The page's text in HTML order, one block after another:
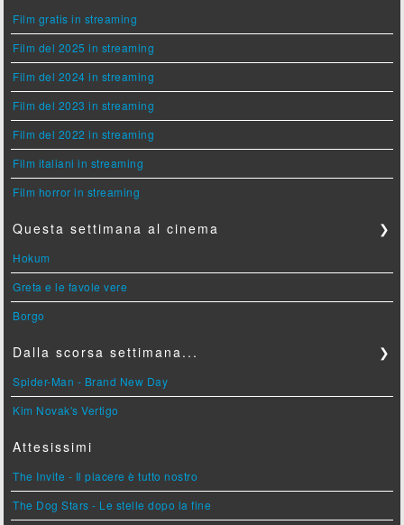
Film gratis in streaming
Film del 2025 in streaming
Film del 2024 in streaming
Film del 2023 in streaming
Film del 2022 in streaming
Film italiani in streaming
Film horror in streaming
Questa settimana al cinema ❯
Hokum
Greta e le favole vere
Borgo
Dalla scorsa settimana... ❯
Spider-Man - Brand New Day
Kim Novak's Vertigo
Attesissimi
The Invite - Il piacere è tutto nostro
The Dog Stars - Le stelle dopo la fine